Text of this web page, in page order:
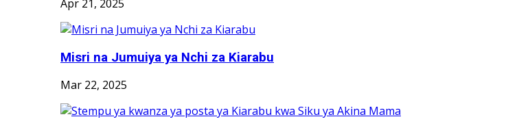
Apr 21, 2025
Misri na Jumuiya ya Nchi za Kiarabu
Mar 22, 2025